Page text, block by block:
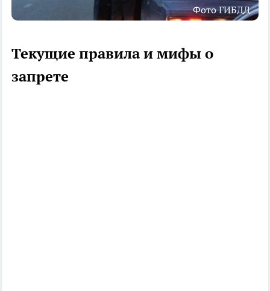
Фото ГИБДД
Текущие правила и мифы о
запрете